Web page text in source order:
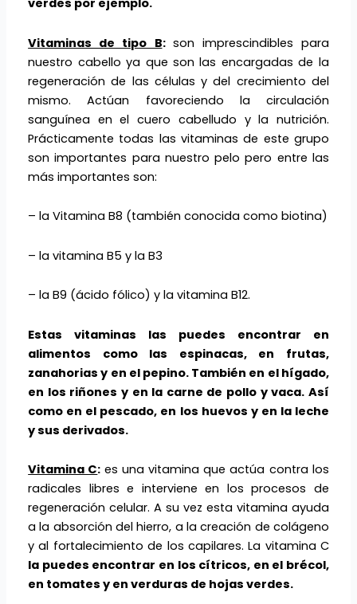
verdes por ejemplo.
Vitaminas de tipo B: son imprescindibles para
nuestro cabello ya que son las encargadas de la
regeneración de las células y del crecimiento del
mismo. Actúan favoreciendo la circulación
sanguínea en el cuero cabelludo y la nutrición.
Prácticamente todas las vitaminas de este grupo
son importantes para nuestro pelo pero entre las
más importantes son:
– la Vitamina B8 (también conocida como biotina)
– la vitamina B5 y la B3
– la B9 (ácido fólico) y la vitamina B12.
Estas vitaminas las puedes encontrar en
alimentos como las espinacas, en frutas,
zanahorias y en el pepino. También en el hígado,
en los riñones y en la carne de pollo y vaca. Así
como en el pescado, en los huevos y en la leche
y sus derivados.
Vitamina C: es una vitamina que actúa contra los
radicales libres e interviene en los procesos de
regeneración celular. A su vez esta vitamina ayuda
a la absorción del hierro, a la creación de colágeno
y al fortalecimiento de los capilares. La vitamina C
la puedes encontrar en los cítricos, en el brécol,
en tomates y en verduras de hojas verdes.